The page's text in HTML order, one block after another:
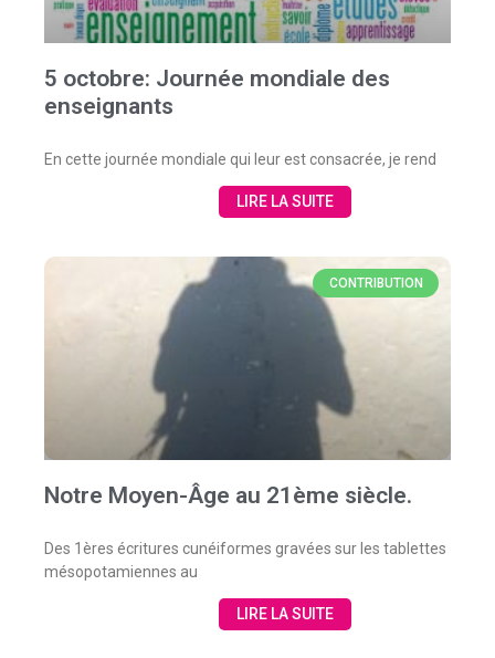
5 octobre: Journée mondiale des
enseignants
En cette journée mondiale qui leur est consacrée, je rend
LIRE LA SUITE
CONTRIBUTION
Notre Moyen-Âge au 21ème siècle.
Des 1ères écritures cunéiformes gravées sur les tablettes
mésopotamiennes au
LIRE LA SUITE